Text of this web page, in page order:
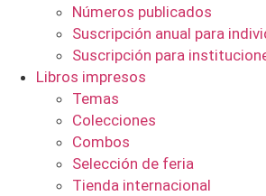
Números publicados
Suscripción anual para
Suscripción para
Libros impresos
Temas
Colecciones
Combos
Selección de feria
Tienda internacional